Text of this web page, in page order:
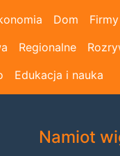
Dom
Regionalne
Edukacja i nauka
Namiot